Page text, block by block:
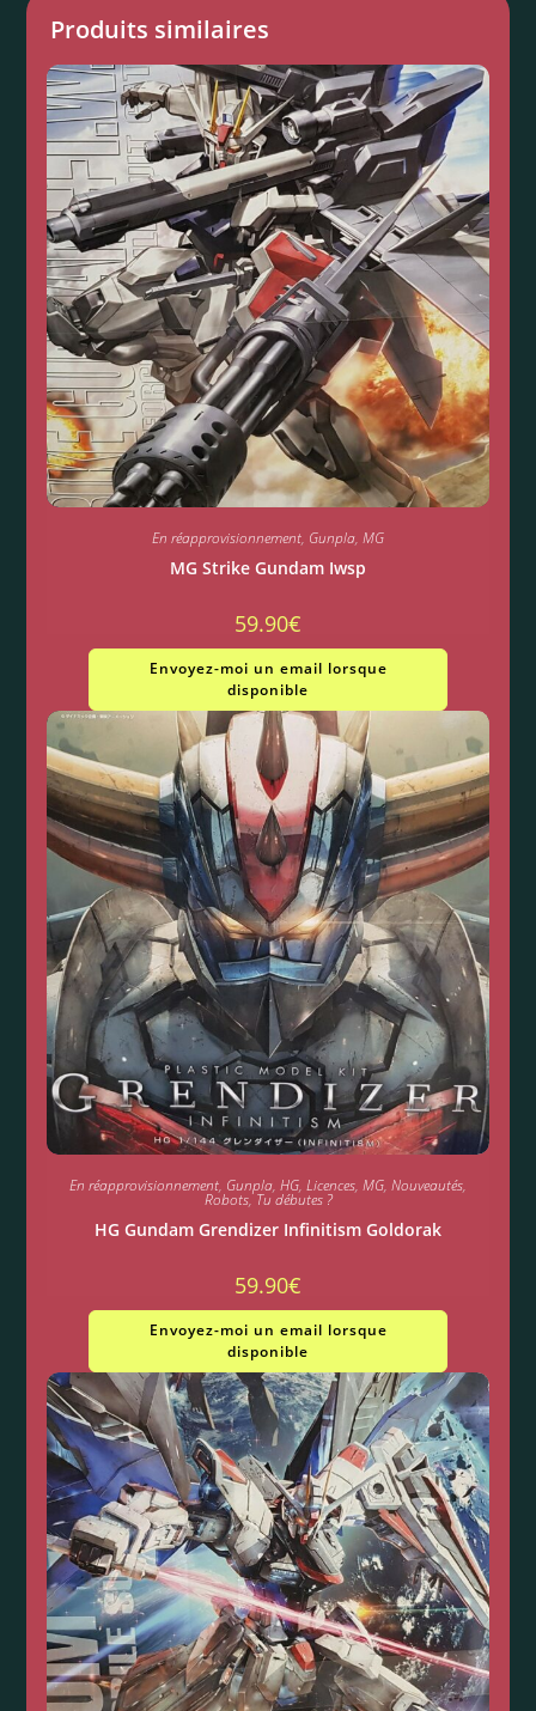
Produits similaires
En réapprovisionnement, Gunpla, MG
MG Strike Gundam Iwsp
59.90€
Envoyez-moi un email lorsque
disponible
En réapprovisionnement, Gunpla, HG, Licences, MG, Nouveautés,
Robots,Tu débutes ?
HG Gundam Grendizer Infinitism Goldorak
59.90€
Envoyez-moi un email lorsque
disponible